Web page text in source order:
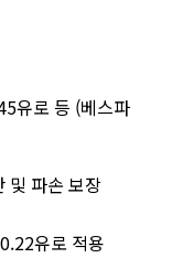
유로 등 (베스파
및 파손 보장
유로 적용